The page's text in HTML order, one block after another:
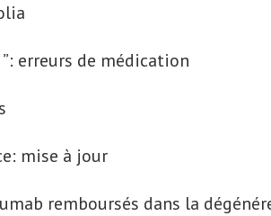
”: erreurs de médication
mise à jour
remboursés dans la